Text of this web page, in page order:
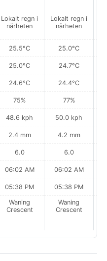
Lokalt regn i
närheten
25.5°C
25.0°C
24.6°C
75%
48.6 kph
2.4 mm
6.0
06:02 AM
05:38 PM
Waning
Crescent
Lokalt regn i
närheten
25.0°C
24.7°C
24.4°C
77%
50.0 kph
4.2 mm
6.0
06:02 AM
05:38 PM
Waning
Crescent